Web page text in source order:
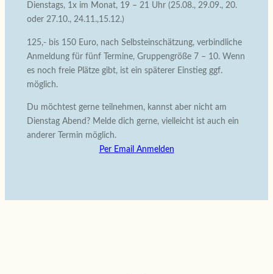
Dienstags, 1x im Monat, 19 – 21 Uhr (25.08., 29.09., 20.
oder 27.10., 24.11.,15.12.)
125,- bis 150 Euro, nach Selbsteinschätzung, verbindliche
Anmeldung für fünf Termine, Gruppengröße 7 – 10. Wenn
es noch freie Plätze gibt, ist ein späterer Einstieg ggf.
möglich.
Du möchtest gerne teilnehmen, kannst aber nicht am
Dienstag Abend? Melde dich gerne, vielleicht ist auch ein
anderer Termin möglich.
Per Email Anmelden